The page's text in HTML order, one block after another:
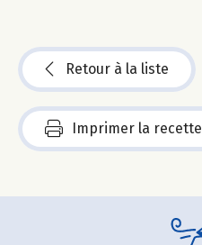
Retour à la liste
Imprimer la recette